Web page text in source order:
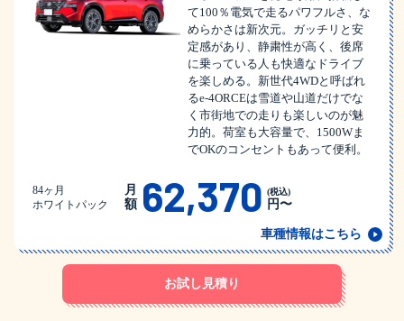
て100％電気で走るパワフルさ、な
めらかさは新次元。ガッチリと安
定感があり、静粛性が高く、後席
に乗っている人も快適なドライブ
を楽しめる。新世代4WDと呼ばれ
るe-4ORCEは雪道や山道だけでな
く市街地での走りも楽しいのが魅
力的。荷室も大容量で、1500Wま
でOKのコンセントもあって便利。
84ヶ月
ホワイトパック
月
額 62,370 (税込)
円〜
車種情報はこちら
お試し見積り